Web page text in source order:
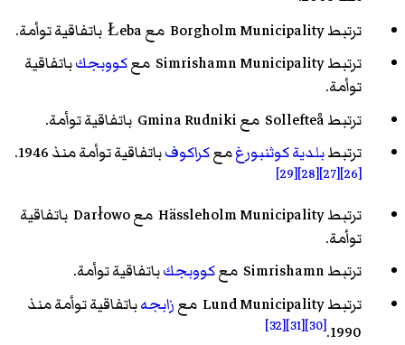
ترتبط Borgholm Municipality مع Łeba باتفاقية توأمة.
ترتبط Simrishamn Municipality مع
كووبجكباتفاقية
توأمة.
ترتبط Sollefteå مع Gmina Rudniki باتفاقية توأمة.
ترتبطبلدية كوثنبورغمعكراكوفباتفاقية توأمة منذ 1946.
[26]
[27]
[28]
[29]
ترتبط Hässleholm Municipality مع Darłowo باتفاقية
توأمة.
ترتبط Simrishamn مع
كووبجكباتفاقية توأمة.
ترتبط Lund Municipality مع
زابجهباتفاقية توأمة منذ
1990.
[30]
[31]
[32]